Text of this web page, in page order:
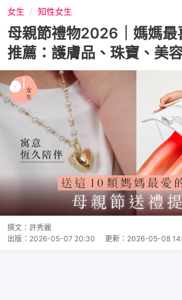
女生 知性女生
母親節禮物2026｜媽媽最
推薦：護膚品、珠寶、美
撰文： 許秀麗
出版： 2026-05-07 20:30 更新： 2026-05-08